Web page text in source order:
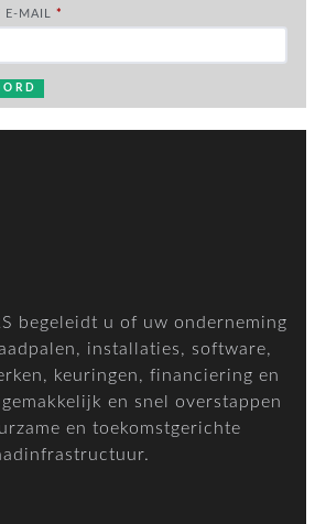
E-MAIL *
begeleidt u of uw onderneming
installaties, software,
keuringen, financiering en
en snel overstappen
en toekomstgerichte